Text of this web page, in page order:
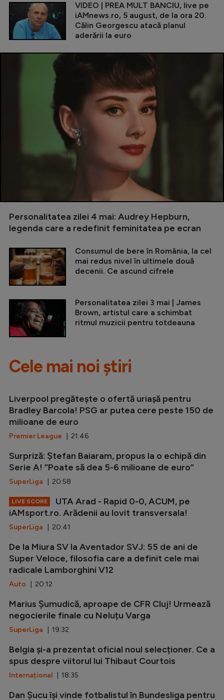
VIDEO | PREA MULT BANCIU, live pe
iAMnews.ro, 5 august, de la ora 20.
Călin Georgescu atacă planul
aderării la euro
Personalitatea zilei 4 mai: Audrey Hepburn,
legenda care a redefinit feminitatea pe ecran
Consumul de bere în România, la cel
mai redus nivel în ultimele două
decenii. Ce ascund cifrele
Personalitatea zilei 3 mai | James
Brown, artistul care a schimbat
ritmul muzicii pentru totdeauna
Cele mai noi știri
Liverpool pregătește o ofertă uriașă pentru
Bradley Barcola! PSG ar putea cere peste 150 de
milioane de euro
Premier League | 21:46
Surpriză: Ștefan Baiaram, propus la o echipă din
Serie A! ”Poate să dea 5-6 milioane de euro”
SuperLiga | 20:58
LIVE SCORE
UTA Arad - Rapid 0-0, ACUM, pe
iAMsport.ro. Arădenii au lovit transversala!
SuperLiga | 20:41
De la Miura SV la Aventador SVJ: 55 de ani de
Super Veloce, filosofia care a definit cele mai
radicale Lamborghini V12
Auto | 20:12
Marius Șumudică, aproape de CFR Cluj! Urmează
negocierile finale cu Neluțu Varga
SuperLiga | 19:32
Belgia și-a prezentat oficial noul selecționer. Ce a
spus despre viitorul lui Thibaut Courtois
Internațional | 18:35
Dan Șucu își vinde fotbalistul în Bundesliga pentru